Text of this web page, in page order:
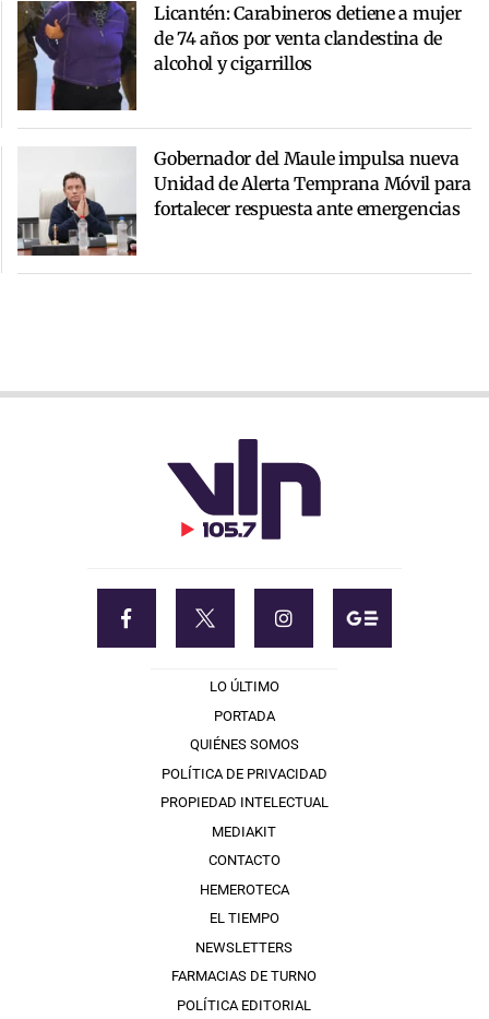
Licantén: Carabineros detiene a mujer
de 74 años por venta clandestina de
alcohol y cigarrillos
Gobernador del Maule impulsa nueva
Unidad de Alerta Temprana Móvil para
fortalecer respuesta ante emergencias
LO ÚLTIMO
PORTADA
QUIÉNES SOMOS
POLÍTICA DE PRIVACIDAD
PROPIEDAD INTELECTUAL
MEDIAKIT
CONTACTO
HEMEROTECA
EL TIEMPO
NEWSLETTERS
FARMACIAS DE TURNO
POLÍTICA EDITORIAL